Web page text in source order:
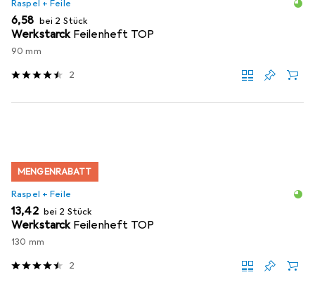
Raspel + Feile
EUR
6,58 bei 2 Stück
Werkstarck Feilenheft TOP
90 mm
2
MENGENRABATT
Raspel + Feile
EUR
13,42 bei 2 Stück
Werkstarck Feilenheft TOP
130 mm
2